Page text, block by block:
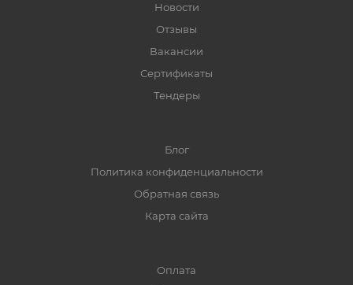
Новости
Отзывы
Вакансии
Сертификаты
Тендеры
Блог
Политика конфиденциальности
Обратная связь
Карта сайта
Оплата